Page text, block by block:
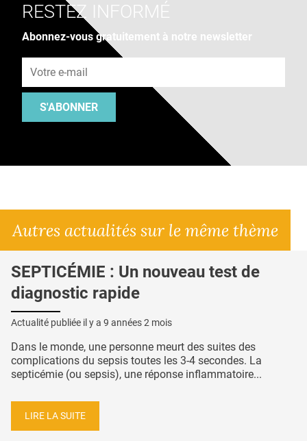
RESTEZ INFORMÉ
Abonnez-vous gratuitement à notre newsletter
S'ABONNER
Autres actualités sur le même thème
SEPTICÉMIE : Un nouveau test de
diagnostic rapide
Actualité publiée il y a 9 années 2 mois
Dans le monde, une personne meurt des suites des
complications du sepsis toutes les 3-4 secondes. La
septicémie (ou sepsis), une réponse inflammatoire...
LIRE LA SUITE